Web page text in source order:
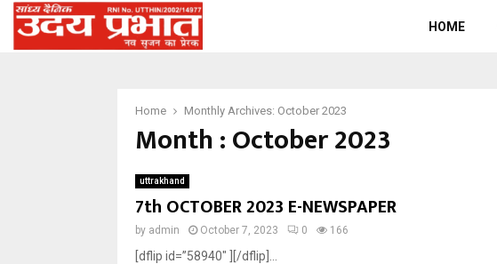
HOME
Home Monthly Archives: October 2023
Month : October 2023
uttrakhand
7th OCTOBER 2023 E-NEWSPAPER
by admin October 7, 2023 0 166
[dflip id=”58940″ ][/dflip]...